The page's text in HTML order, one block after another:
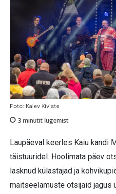
Foto: Kalev Kiviste
3 minutit lugemist
Laupäeval keerles Kaiu kandi
täistuuridel. Hoolimata päev
lasknud külastajad ja
maitseelamuste otsijaid jagus